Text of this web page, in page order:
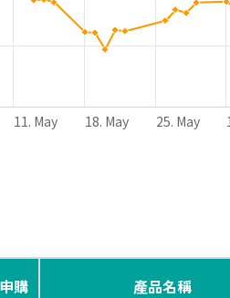
11. May 18. May 25. May
購 產品名稱